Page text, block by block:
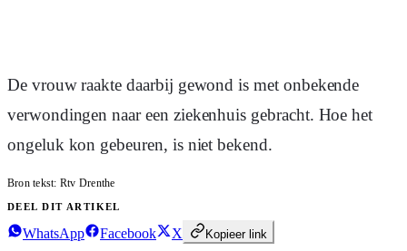
De vrouw raakte daarbij gewond is met onbekende
verwondingen naar een ziekenhuis gebracht. Hoe het
ongeluk kon gebeuren, is niet bekend.
Bron tekst: Rtv Drenthe
DEEL DIT ARTIKEL
WhatsApp Facebook X Kopieer link